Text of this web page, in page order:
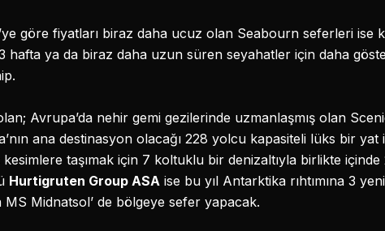
göre fiyatları biraz daha ucuz olan Seabourn seferleri ise
hafta ya da biraz daha uzun süren seyahatler için daha
Avrupa’da nehir gemi gezilerinde uzmanlaşmış olan
ana destinasyon olacağı 228 yolcu kapasiteli lüks bir yat
kesimlere taşımak için 7 koltuklu bir denizaltıyla birlikte
Hurtigruten Group ASA ise bu yıl Antarktika rıhtımına 3
MS Midnatsol’ de bölgeye sefer yapacak.